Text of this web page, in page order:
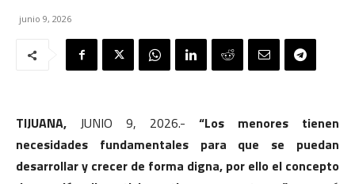
junio 9, 2026
TIJUANA, JUNIO 9, 2026.- “Los menores tienen
necesidades fundamentales para que se puedan
desarrollar y crecer de forma digna, por ello el concepto